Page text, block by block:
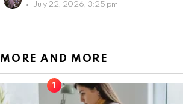
July 22, 2026, 3:25 pm
MORE AND MORE